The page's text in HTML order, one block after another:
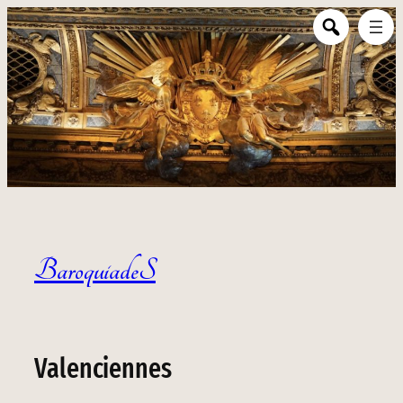
BaroquiadeS
Valenciennes